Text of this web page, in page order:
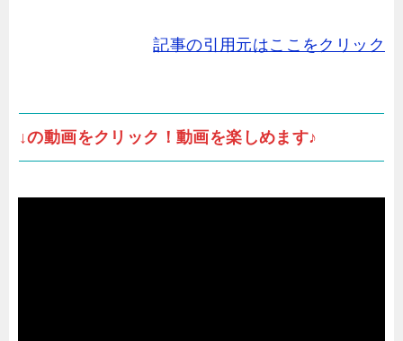
記事の引用元はここをクリック
↓の動画をクリック！動画を楽しめます♪